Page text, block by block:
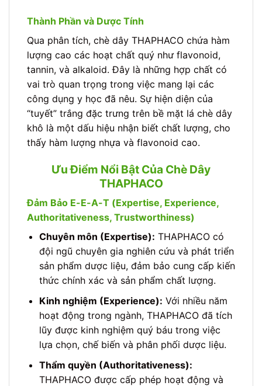
Thành Phần và Dược Tính
Qua phân tích, chè dây THAPHACO chứa hàm
lượng cao các hoạt chất quý như flavonoid,
tannin, và alkaloid. Đây là những hợp chất có
vai trò quan trọng trong việc mang lại các
công dụng y học đã nêu. Sự hiện diện của
“tuyết” trắng đặc trưng trên bề mặt lá chè dây
khô là một dấu hiệu nhận biết chất lượng, cho
thấy hàm lượng nhựa và flavonoid cao.
Ưu Điểm Nổi Bật Của Chè Dây
THAPHACO
Đảm Bảo E-E-A-T (Expertise, Experience,
Authoritativeness, Trustworthiness)
Chuyên môn (Expertise): THAPHACO có
đội ngũ chuyên gia nghiên cứu và phát triển
sản phẩm dược liệu, đảm bảo cung cấp kiến
thức chính xác và sản phẩm chất lượng.
Kinh nghiệm (Experience): Với nhiều năm
hoạt động trong ngành, THAPHACO đã tích
lũy được kinh nghiệm quý báu trong việc
lựa chọn, chế biến và phân phối dược liệu.
Thẩm quyền (Authoritativeness):
THAPHACO được cấp phép hoạt động và